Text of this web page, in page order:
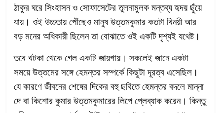
ঠাকুর ঘরে সিংহাসন ও সোফাসেটের তুলনামুলক মন্তব্য হৃদয় ছুঁয়ে
যায়। ওই উচ্চতায় পৌঁছেও মানুষ উত্তমকুমার কতটা বিনয়ী আর
বড় মনের অধিকারী ছিলেন তা বোঝাতে ওই একটি দৃশ্যই যথেষ্ট।
তবে খটকা থেকে গেল একটি জায়গায়। সকলেই জানে একটা
সময়ে উত্তমের সঙ্গে হেমন্তর সম্পর্কে কিছুটা দূরত্ব এসেছিল।
যে কারণে জীবনের শেষের দিকের বহু ছবিতে হেমন্তর বদলে মান্না
দে বা কিশোর কুমার উত্তমকুমারের লিপে প্লেব্যাক করেন। কিন্তু